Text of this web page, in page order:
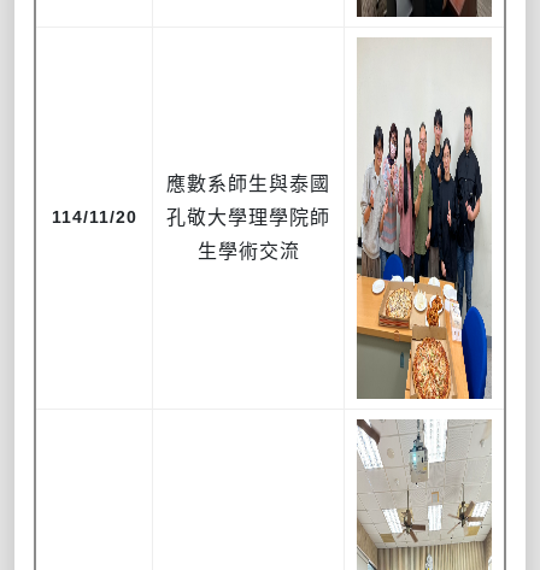
114/11/20
應數系師生與泰國
孔敬大學理學院師
生學術交流